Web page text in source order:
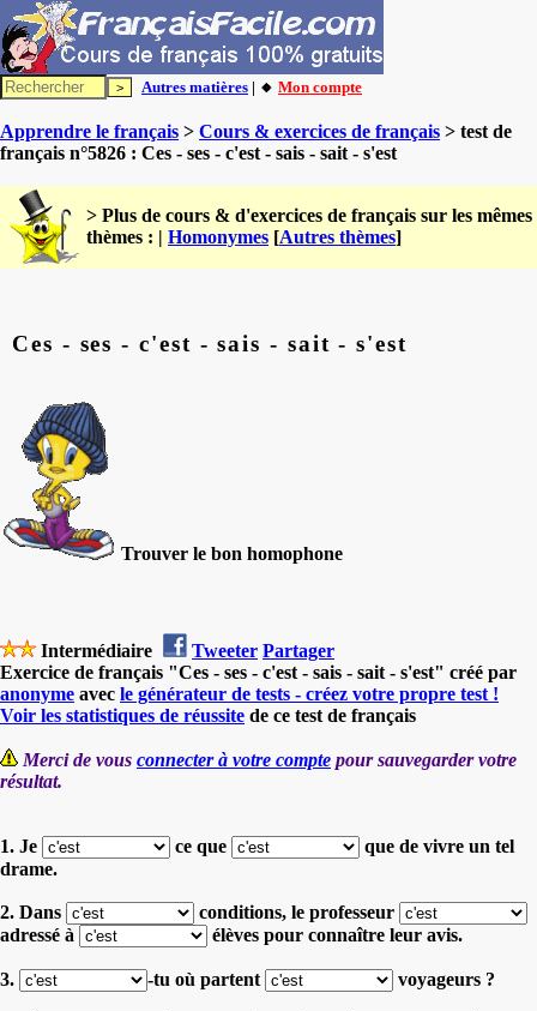
Autres matières | 🔸 Mon compte
Apprendre le français > Cours & exercices de français > test de
français n°5826 : Ces - ses - c'est - sais - sait - s'est
> Plus de cours & d'exercices de français sur les mêmes
thèmes : | Homonymes [Autres thèmes]
Ces - ses - c'est - sais - sait - s'est
Trouver le bon homophone
Intermédiaire Tweeter Partager
Exercice de français "Ces - ses - c'est - sais - sait - s'est" créé par
anonyme avec le générateur de tests - créez votre propre test !
Voir les statistiques de réussite de ce test de français
Merci de vous connecter à votre compte pour sauvegarder votre
résultat.
1. Je ce que
que de vivre un tel
drame.
2. Dans conditions, le professeur
adressé à
élèves pour connaître leur avis.
3. -tu où partent voyageurs ?